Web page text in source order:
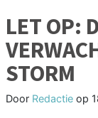
LET OP:
STORM
Door Redactie op